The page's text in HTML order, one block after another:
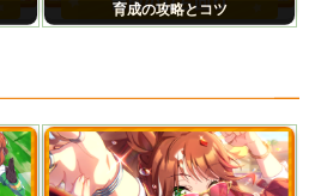
育成の攻略とコツ